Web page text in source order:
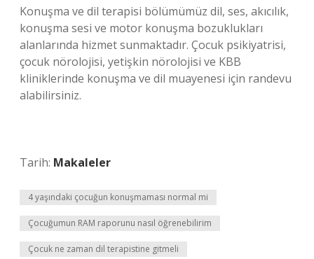
Konuşma ve dil terapisi bölümümüz dil, ses, akıcılık,
konuşma sesi ve motor konuşma bozuklukları
alanlarında hizmet sunmaktadır. Çocuk psikiyatrisi,
çocuk nörolojisi, yetişkin nörolojisi ve KBB
kliniklerinde konuşma ve dil muayenesi için randevu
alabilirsiniz.
Tarih: Makaleler
4 yaşındaki çocuğun konuşmaması normal mi
Çocuğumun RAM raporunu nasıl öğrenebilirim
Çocuk ne zaman dil terapistine gitmeli